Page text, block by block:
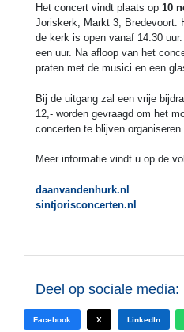
Het concert vindt plaats op 10
Joriskerk, Markt 3, Bredevoort.
de kerk is open vanaf 14:30
een uur. Na afloop van het
praten met de musici en een
Bij de uitgang zal een vrije
12,- worden gevraagd om het
concerten te blijven organiseren.
Meer informatie vindt u op de
daanvandenhurk.nl
sintjorisconcerten.nl
Deel op sociale media:
Facebook X LinkedIn